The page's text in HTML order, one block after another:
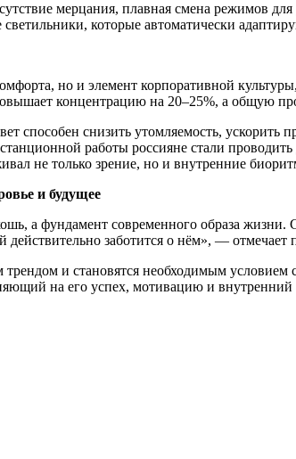
мерцания, плавная смена режимов
которые автоматически
но и элемент корпоративной
концентрацию на 20–25%, а общую
способен снизить утомляемость,
работы россияне стали
не только зрение, но и внутренние
и будущее
а фундамент современного образа
действительно заботится о нём», — отмечает
и становятся необходимым
на его успех, мотивацию и внутренний